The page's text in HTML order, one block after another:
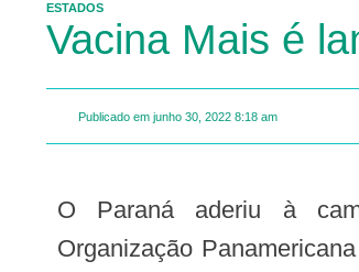
ESTADOS
Vacina Mais é
Publicado em junho 30, 2022 8:18 am
O Paraná aderiu à campanha nacional de vacinação promovida pela
Organização